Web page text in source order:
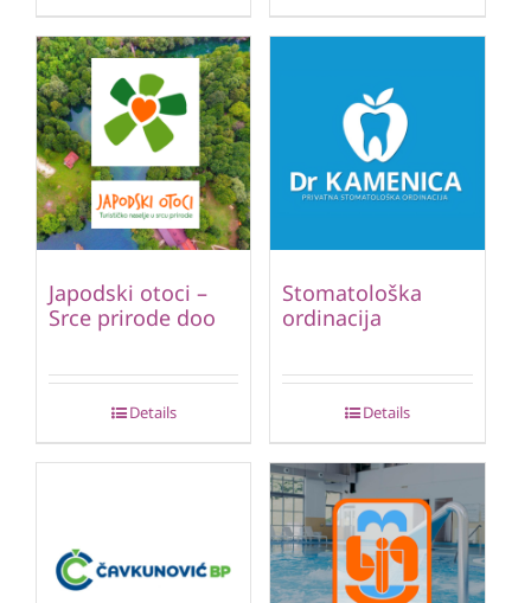
Japodski otoci –
Srce prirode doo
Details
Stomatološka
ordinacija
Details